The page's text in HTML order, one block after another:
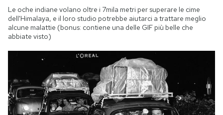
Le oche indiane volano oltre i 7mila metri per superare le cime
dell'Himalaya, e il loro studio potrebbe aiutarci a trattare meglio
alcune malattie (bonus: contiene una delle GIF più belle che
abbiate visto)